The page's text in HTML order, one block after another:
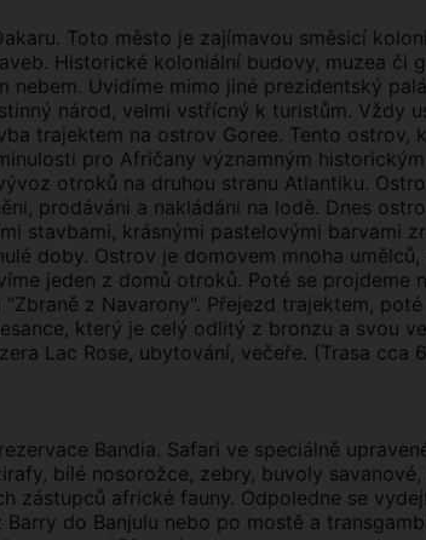
Toto město je zajímavou směsicí
Historické koloniální budovy, muzea či
nebem. Uvidíme mimo jiné prezidentský
národ, velmi vstřícný k turistům. Vždy
trajektem na ostrov Goree. Tento ostrov,
pro Afričany významným
otroků na druhou stranu Atlantiku.
prodáváni a nakládáni na lodě. Dnes
stavbami, krásnými pastelovými barvami
doby. Ostrov je domovem mnoha
jeden z domů otroků. Poté se projdeme
z Navarony". Přejezd trajektem,
který je celý odlitý z bronzu a svou
Lac Rose, ubytování, večeře. (Trasa cca
Bandia. Safari ve speciálně
bílé nosorožce, zebry, buvoly
zástupců africké fauny. Odpoledne se
do Banjulu nebo po mostě a